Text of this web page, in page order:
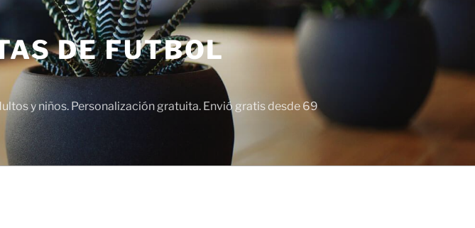
DE FUTBOL
y niños. Personalización gratuita. Envió gratis desde 69